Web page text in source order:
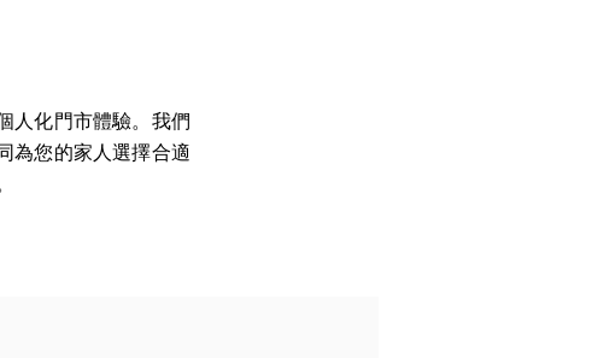
人化門市體驗。我們
為您的家人選擇合適